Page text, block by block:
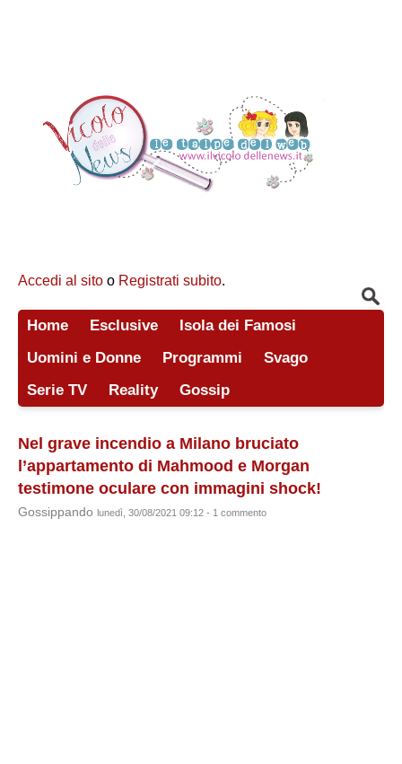
Accedi al sito o Registrati subito.
Home Esclusive
Isola dei Famosi
Uomini e Donne
Programmi
Svago
Serie TV
Reality Gossip
Nel grave incendio a Milano bruciato
l’appartamento di Mahmood e Morgan
testimone oculare con immagini shock!
Gossippando lunedì, 30/08/2021 09:12 - 1 commento